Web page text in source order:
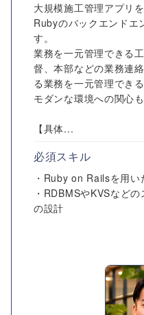
大規模施工管理アプリ
Rubyのバックエンドエ
す。
業務を一元管理できる
督、本部などの業務連
る業務を一元管理でき
モダンな環境への関心
【具体...
必須スキル
・Ruby on Railsを用
・RDBMSやKVSなど
の設計